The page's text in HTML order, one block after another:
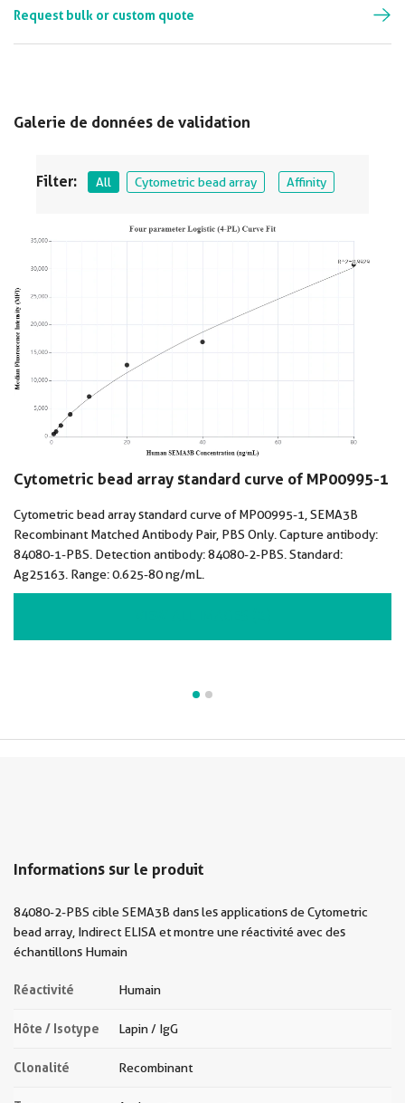
Galerie de données de validation
Filter: All Cytometric bead array Affinity
Cytometric bead array standard curve of MP00995-1
Cytometric bead array standard curve of MP00995-1, SEMA3B
Recombinant Matched Antibody Pair, PBS Only. Capture antibody:
84080-1-PBS. Detection antibody: 84080-2-PBS. Standard:
Ag25163. Range: 0.625-80 ng/mL.
Request bulk or custom quote
Informations sur le produit
84080-2-PBS cible SEMA3B dans les applications de Cytometric
bead array, Indirect ELISA et montre une réactivité avec des
échantillons Humain
Réactivité Humain
Hôte / Isotype Lapin / IgG
Clonalité Recombinant